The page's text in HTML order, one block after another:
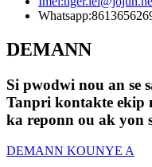
Whatsapp:
DEMANN
Si pwodwi nou an se
Tanpri kontakte ekip
ka reponn ou ak yon
DEMANN KOUNYE A